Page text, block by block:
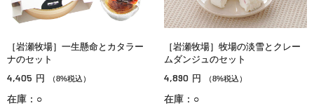
［岩瀬牧場］一生懸命とカタラー
ナのセット
4,405 円 （8%税込）
在庫：○
［岩瀬牧場］牧場の淡雪とクレー
ムダンジュのセット
4,890 円 （8%税込）
在庫：○